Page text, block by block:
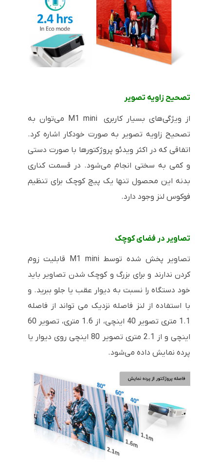
تصحیح زاویه تصویر
از ویژگی‌های بسیار کاربری M1 mini می‌توان به
تصحیح زاویه تصویر به صورت خودکار اشاره کرد.
اتفاقی که در اکثر ویدئو پروژکتورها با صورت دستی
و کمی به سختی انجام می‌شود. در قسمت کناری
بدنه این محصول تنها یک پیچ کوچک برای تنظیم
فوکوس لنز وجود دارد.
تصاویر در فضای کوچک
تصاویر پخش شده توسط M1 mini قابلیت زوم
کردن ندارند و برای بزرگ و کوچک شدن تصاویر باید
خود دستگاه را نسبت به دیوار عقب یا جلو ببرید. و
با استفاده از لنز فاصله نزدیک می تواند از فاصله
1.1 متری تصویر 40 اینچی، از 1.6 متری، تصویر 60
اینچی و از 2.1 متری تصویر 80 اینچی روی دیوار یا
پرده نمایش داده می‌شود.